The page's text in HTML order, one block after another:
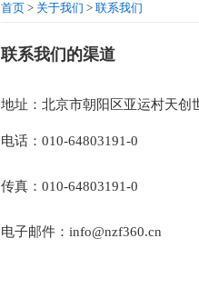
首页 > 关于我们 > 联系我们
联系我们的渠道
地址：北京市朝阳区亚运村天创
电话：010-64803191-0
传真：010-64803191-0
电子邮件：info@nzf360.cn